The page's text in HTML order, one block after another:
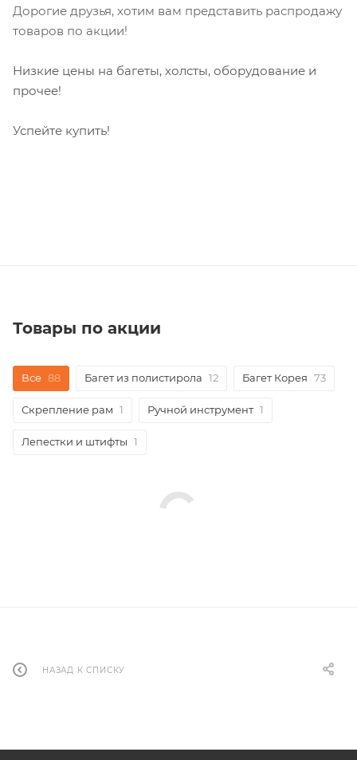
Дорогие друзья, хотим вам представить распродажу
товаров по акции!
Низкие цены на багеты, холсты, оборудование и
прочее!
Успейте купить!
Товары по акции
Все 88 Багет из полистирола 12 Багет Корея 73
Скрепление рам 1 Ручной инструмент 1
Лепестки и штифты 1
НАЗАД К СПИСКУ